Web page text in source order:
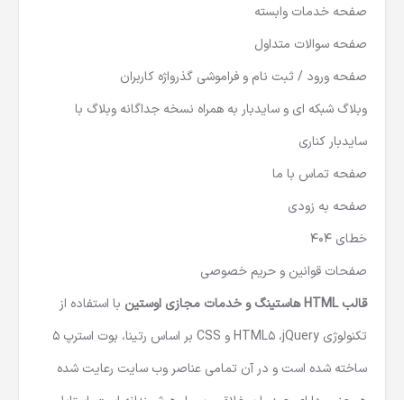
صفحه خدمات وابسته
صفحه سوالات متداول
صفحه ورود / ثبت نام و فراموشی گذرواژه کاربران
وبلاگ شبکه ای و سایدبار به همراه نسخه جداگانه وبلاگ با
سایدبار کناری
صفحه تماس با ما
صفحه به زودی
خطای 404
صفحات قوانین و حریم خصوصی
قالب HTML هاستینگ و خدمات مجازی اوستین
با استفاده از
تکنولوژی HTML5 ،jQuery و CSS بر اساس رتینا، بوت استرپ 5
ساخته شده است و در آن تمامی عناصر وب سایت رعایت شده